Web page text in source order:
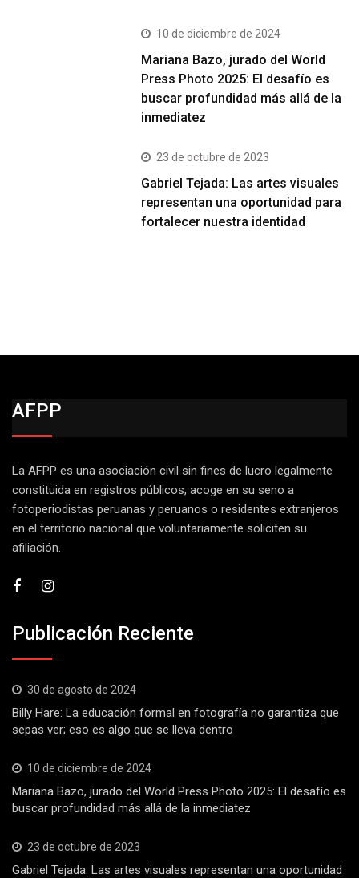
10 de diciembre de 2024
Mariana Bazo, jurado del World
Press Photo 2025: El desafío es
buscar profundidad más allá de la
inmediatez
23 de octubre de 2023
Gabriel Tejada: Las artes visuales
representan una oportunidad para
fortalecer nuestra identidad
AFPP
La AFPP es una asociación civil sin fines de lucro legalmente
constituida en registros públicos, acoge en su seno a
fotoperiodistas peruanas y peruanos o residentes extranjeros
en el territorio nacional que voluntariamente soliciten su
afiliación.
Publicación Reciente
30 de agosto de 2024
Billy Hare: La educación formal en fotografía no garantiza que
sepas ver; eso es algo que se lleva dentro
10 de diciembre de 2024
Mariana Bazo, jurado del World Press Photo 2025: El desafío es
buscar profundidad más allá de la inmediatez
23 de octubre de 2023
Gabriel Tejada: Las artes visuales representan una oportunidad